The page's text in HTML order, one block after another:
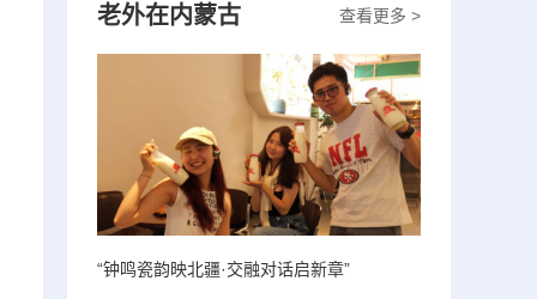
查看更多 >
老外在内蒙古
“钟鸣瓷韵映北疆·交融对话启新章”